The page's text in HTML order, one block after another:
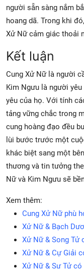
người sẵn sàng nắm
hoang dã. Trong khi
Xử Nữ cảm giác thoải
Kết luận
Cung Xử Nữ là người
Kim Ngưu là người
yêu của họ. Với tính
tảng vững chắc trong
cung hoàng đạo đều
lùi bước trước một
khác biệt sang một
thương và tin tưởng
Nữ và Kim Ngưu sẽ
Xem thêm:
Cung Xử Nữ phù
Xử Nữ & Bạch
Xử Nữ & Song Tử
Xử Nữ & Cự Giải
Xử Nữ & Sư Tử